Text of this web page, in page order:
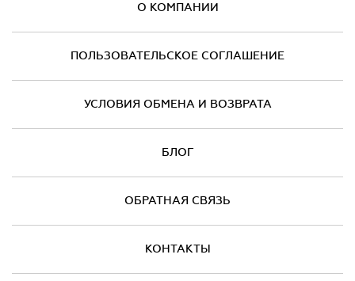
О КОМПАНИИ
ПОЛЬЗОВАТЕЛЬСКОЕ СОГЛАШЕНИЕ
УСЛОВИЯ ОБМЕНА И ВОЗВРАТА
БЛОГ
ОБРАТНАЯ СВЯЗЬ
КОНТАКТЫ